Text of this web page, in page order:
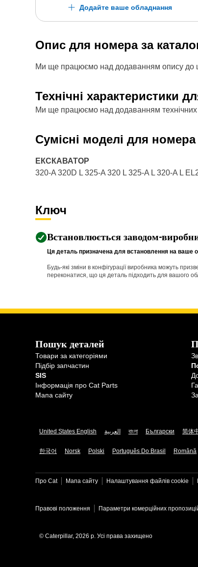
Додайте ваше обладнання
Опис для номера за
Ми ще працюємо над додаванням опису до
Технічні характеристики
Ми ще працюємо над додаванням технічних
Сумісні моделі для номера
ЕКСКАВАТОР
320-A 320D L 325-A 320 L 325-A L 320-A L
Ключ
Встановлюється заводом-
Ця деталь призначена для встановлення на ваше
Будь-які зміни в конфігурації виробника можуть
переконатися, що ця деталь підходить для вашого
Пошук деталей
Товари за категоріями
Підбір запчастин
SIS
Інформація про Cat Parts
Мапа сайту
United States English العربية বাংলা Български 简体
한국어 Norsk Polski Português Do Brasil Română
Про Cat Мапа сайту Налаштування файлів​ cookie
Правові положення Параметри комерційних
© Caterpillar, 2026 р. Усі права захищено